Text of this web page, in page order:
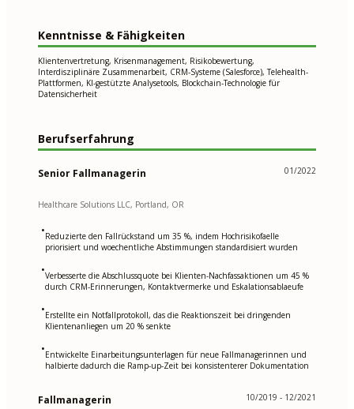
Kenntnisse & Fähigkeiten
Klientenvertretung, Krisenmanagement, Risikobewertung,
Interdisziplinäre Zusammenarbeit, CRM-Systeme (Salesforce), Telehealth-
Plattformen, KI-gestützte Analysetools, Blockchain-Technologie für
Datensicherheit
Berufserfahrung
Senior Fallmanagerin 01/2022
Healthcare Solutions LLC, Portland, OR
•Reduzierte den Fallrückstand um 35 %, indem Hochrisikofaelle
priorisiert und woechentliche Abstimmungen standardisiert wurden
•Verbesserte die Abschlussquote bei Klienten-Nachfassaktionen um 45 %
durch CRM-Erinnerungen, Kontaktvermerke und Eskalationsablaeufe
•Erstellte ein Notfallprotokoll, das die Reaktionszeit bei dringenden
Klientenanliegen um 20 % senkte
•Entwickelte Einarbeitungsunterlagen für neue Fallmanagerinnen und
halbierte dadurch die Ramp-up-Zeit bei konsistenterer Dokumentation
Fallmanagerin 10/2019 - 12/2021